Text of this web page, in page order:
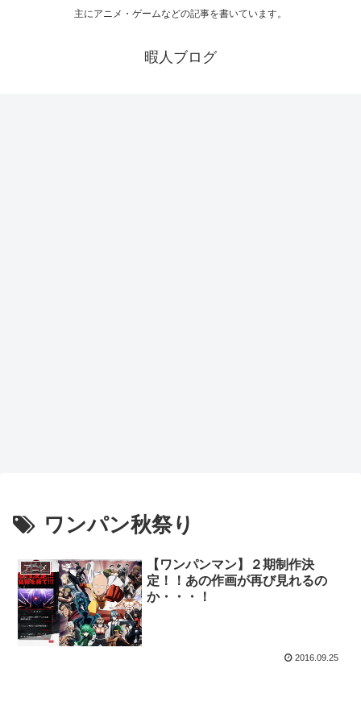
主にアニメ・ゲームなどの記事を書いています。
暇人ブログ
ワンパン秋祭り
アニメ
【ワンパンマン】２期制作決
定！！あの作画が再び見れるの
か・・・！
2016.09.25